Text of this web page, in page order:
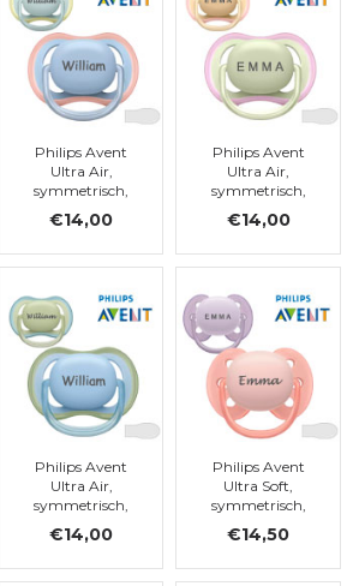
Philips Avent
Ultra Air,
symmetrisch,
€14,00
Philips Avent
Ultra Air,
symmetrisch,
€14,00
Philips Avent
Ultra Air,
symmetrisch,
silicoon, maat 1
€14,00
Philips Avent
Ultra Soft,
symmetrisch,
silicoon, maat 1
€14,50